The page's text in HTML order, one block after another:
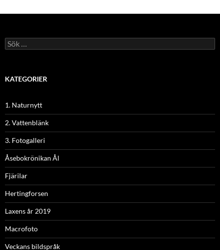
Sök
efter:
KATEGORIER
1. Naturnytt
2. Vattenblänk
3. Fotogalleri
Åsebokrönikan Ål
Fjärilar
Hertingforsen
Laxens år 2019
Macrofoto
Veckans bildspråk